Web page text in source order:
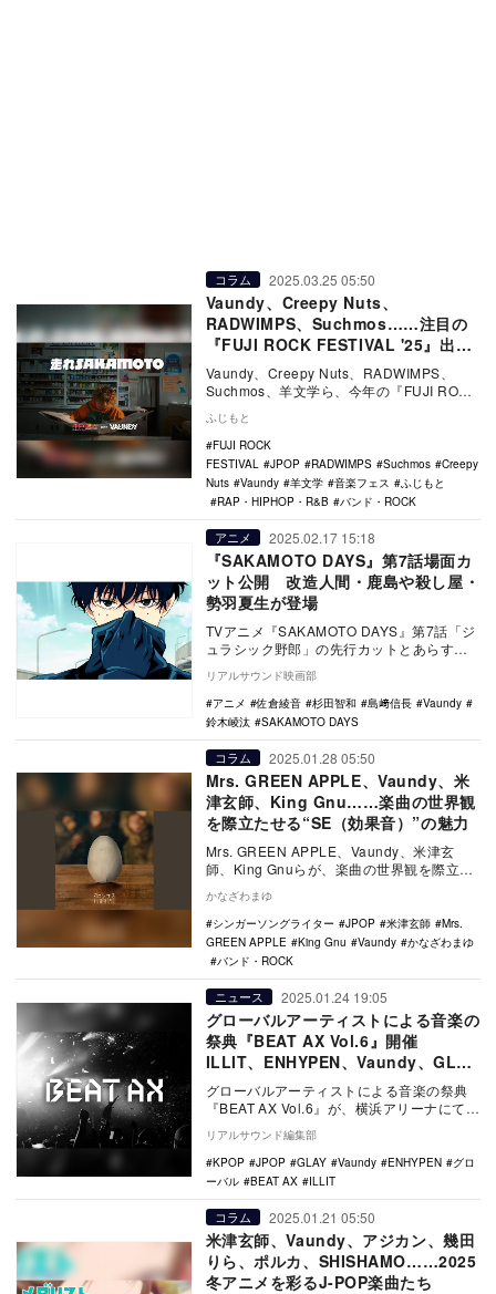
コラム 2025.03.25 05:50
Vaundy、Creepy Nuts、
RADWIMPS、Suchmos……注目の
『FUJI ROCK FESTIVAL '25』出演
国内アーティスト
Vaundy、Creepy Nuts、RADWIMPS、
Suchmos、羊文学ら、今年の『FUJI ROCK
ふじもと
FUJI ROCK
FESTIVAL
JPOP RADWIMPS Suchmos
Creepy
Nuts
Vaundy 羊文学 音楽フェス
ふじもと
RAP・HIPHOP・R&B
バンド・ROCK
アニメ 2025.02.17 15:18
『SAKAMOTO DAYS』第7話場面カ
ット公開 改造人間・鹿島や殺し屋・
勢羽夏生が登場
TVアニメ『SAKAMOTO DAYS』第7話「ジ
ュラシック野郎」の先行カットとあらすじ
が公開された。 『週刊少年ジャンプ』…
リアルサウンド映画部
アニメ
佐倉綾音 杉田智和 島﨑信長
Vaundy
鈴木崚汰
SAKAMOTO DAYS
コラム 2025.01.28 05:50
Mrs. GREEN APPLE、Vaundy、米
津玄師、King Gnu……楽曲の世界観
を際立たせる“SE（効果音）”の魅力
Mrs. GREEN APPLE、Vaundy、米津玄
師、King Gnuらが、楽曲の世界観を際立た
かなざわまゆ
シンガーソングライター
JPOP 米津玄師
Mrs.
GREEN APPLE
King Gnu Vaundy
かなざわまゆ
バンド・ROCK
ニュース 2025.01.24 19:05
グローバルアーティストによる音楽の
祭典『BEAT AX Vol.6』開催
ILLIT、ENHYPEN、Vaundy、GLAY
出演
グローバルアーティストによる音楽の祭典
『BEAT AX Vol.6』が、横浜アリーナにて3
月8日、9日に開催。また、あわせて出演…
リアルサウンド編集部
KPOP
JPOP GLAY Vaundy ENHYPEN
グロ
ーバル
BEAT AX ILLIT
コラム 2025.01.21 05:50
米津玄師、Vaundy、アジカン、幾田
りら、ポルカ、SHISHAMO……2025
冬アニメを彩るJ-POP楽曲たち